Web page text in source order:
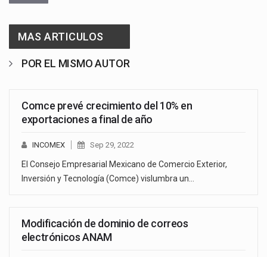
MAS ARTICULOS
POR EL MISMO AUTOR
Comce prevé crecimiento del 10% en
exportaciones a final de año
INCOMEX Sep 29, 2022
El Consejo Empresarial Mexicano de Comercio Exterior,
Inversión y Tecnología (Comce) vislumbra un…
Modificación de dominio de correos
electrónicos ANAM